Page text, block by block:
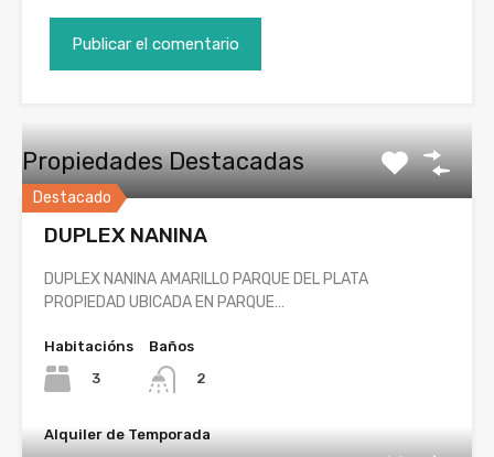
Propiedades Destacadas
Destacado
DUPLEX NANINA
DUPLEX NANINA AMARILLO PARQUE DEL PLATA
PROPIEDAD UBICADA EN PARQUE…
Habitacións
3
Baños
2
Alquiler de Temporada